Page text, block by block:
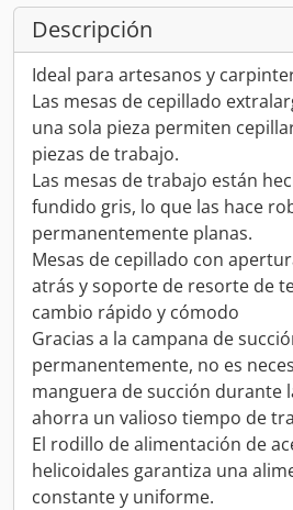
Descripción
Ideal para artesanos y
Las mesas de cepillado
una sola pieza permiten
piezas de trabajo.
Las mesas de trabajo están
fundido gris, lo que las hace
permanentemente planas.
Mesas de cepillado con
atrás y soporte de resorte de
cambio rápido y cómodo
Gracias a la campana de
permanentemente, no es
manguera de succión durante
ahorra un valioso tiempo de
El rodillo de alimentación de
helicoidales garantiza una
constante y uniforme.